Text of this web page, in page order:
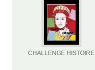
CHALLENGE HISTOIRE